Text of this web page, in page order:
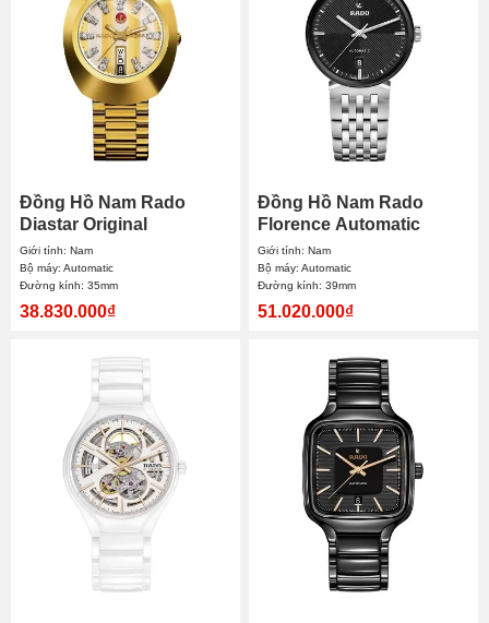
Đồng Hồ Nam Rado
Diastar Original
Automatic R12413803
35mm
Giới tính: Nam
Bộ máy: Automatic
Đường kính: 35mm
38.830.000₫
Đồng Hồ Nam Rado
Florence Automatic
R48903153 39mm
Giới tính: Nam
Bộ máy: Automatic
Đường kính: 39mm
51.020.000₫